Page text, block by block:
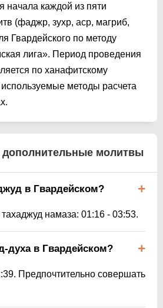
начала каждой из пяти
(фаджр, зухр, аср, магриб,
Гвардейского по методу
лига». Период проведения
по ханафитскому
методы расчета
молитвы
в Гвардейском?
намаза: 01:16 - 03:53.
духа в Гвардейском?
. Предпочтительно совершать